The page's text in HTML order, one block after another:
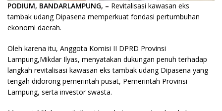
PODIUM, BANDARLAMPUNG, – Revitalisasi kawasan eks
tambak udang Dipasena memperkuat fondasi pertumbuhan
ekonomi daerah.
Oleh karena itu, Anggota Komisi II DPRD Provinsi
Lampung,Mikdar Ilyas, menyatakan dukungan penuh terhadap
langkah revitalisasi kawasan eks tambak udang Dipasena yang
tengah didorong pemerintah pusat, Pemerintah Provinsi
Lampung, serta investor swasta.